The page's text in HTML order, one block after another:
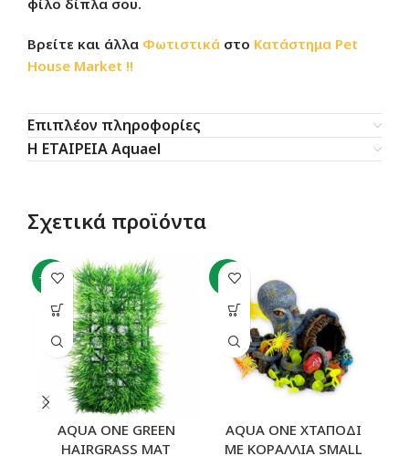
φίλο δίπλα σου.
Βρείτε και άλλα Φωτιστικά στο Κατάστημα Pet
House Market !!
Επιπλέον πληροφορίες
Η ΕΤΑΙΡΕΙΑ Aquael
Σχετικά προϊόντα
-15%
AQUA ONE GREEN
HAIRGRASS MAT
-7%
AQUA ONE ΧΤΑΠΟΔΙ
ΜΕ ΚΟΡΑΛΛΙΑ SMALL